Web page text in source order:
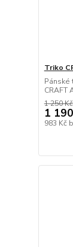
Triko
Pánské
CRAFT
1 250 Kč
1
983 Kč